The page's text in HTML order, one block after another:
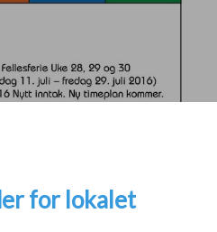
for lokalet